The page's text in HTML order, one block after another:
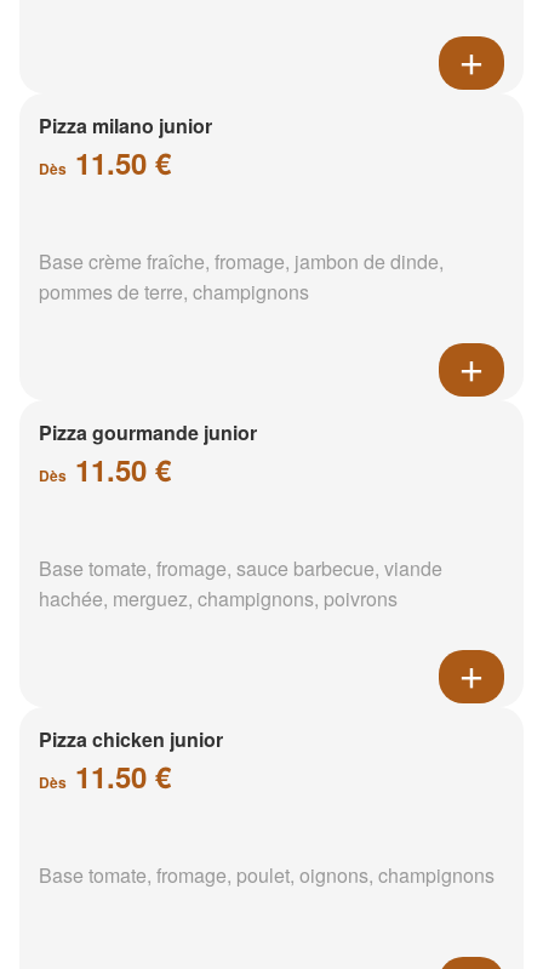
Pizza milano junior
Dès 11.50 €
Base crème fraîche, fromage, jambon de dinde,
pommes de terre, champignons
Pizza gourmande junior
Dès 11.50 €
Base tomate, fromage, sauce barbecue, viande
hachée, merguez, champignons, poivrons
Pizza chicken junior
Dès 11.50 €
Base tomate, fromage, poulet, oignons, champignons